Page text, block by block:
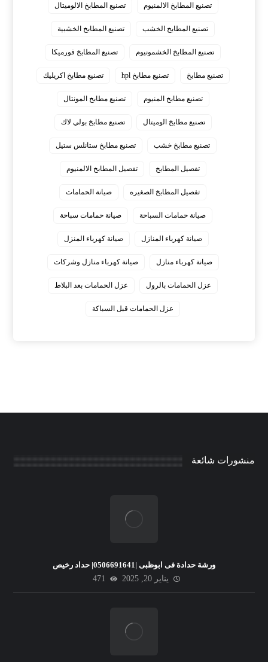
تصنيع المطابخ الالمنيوم تصنيع المطابخ الالوميتال
تصنيع المطابخ الخشب تصنيع المطابخ الخشبية
تصنيع المطابخ الخشمونيوم تصنيع المطابخ فورميكا
تصنيع مطابخ تصنيع مطابخ hpl تصنيع مطابخ اكريليك
تصنيع مطابخ المنيوم تصنيع مطابخ المونتال
تصنيع مطابخ الوميتال تصنيع مطابخ بولي لاك
تصنيع مطابخ خشب تصنيع مطابخ ستانلس ستيل
تفصيل المطابخ تفصيل المطابخ الالمنيوم
تفصيل المطابخ الصغيره صيانة الحمامات
صيانة حمامات السباحة صيانة حمامات سباحة
صيانة كهرباء المنازل صيانة كهرباء المنزل
صيانة كهرباء منازل صيانة كهرباء منازل وشركات
عزل الحمامات بالرول عزل الحمامات بعد البلاط
عزل الحمامات قبل السباكة
منشورات شائعة
ورشة حدادة فى ابوظبى |0506691641| حداد رخيص
يناير 20, 2025
471